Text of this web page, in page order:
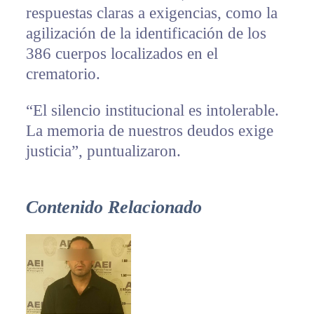
respuestas claras a exigencias, como la
agilización de la identificación de los
386 cuerpos localizados en el
crematorio.
“El silencio institucional es intolerable.
La memoria de nuestros deudos exige
justicia”, puntualizaron.
Contenido Relacionado